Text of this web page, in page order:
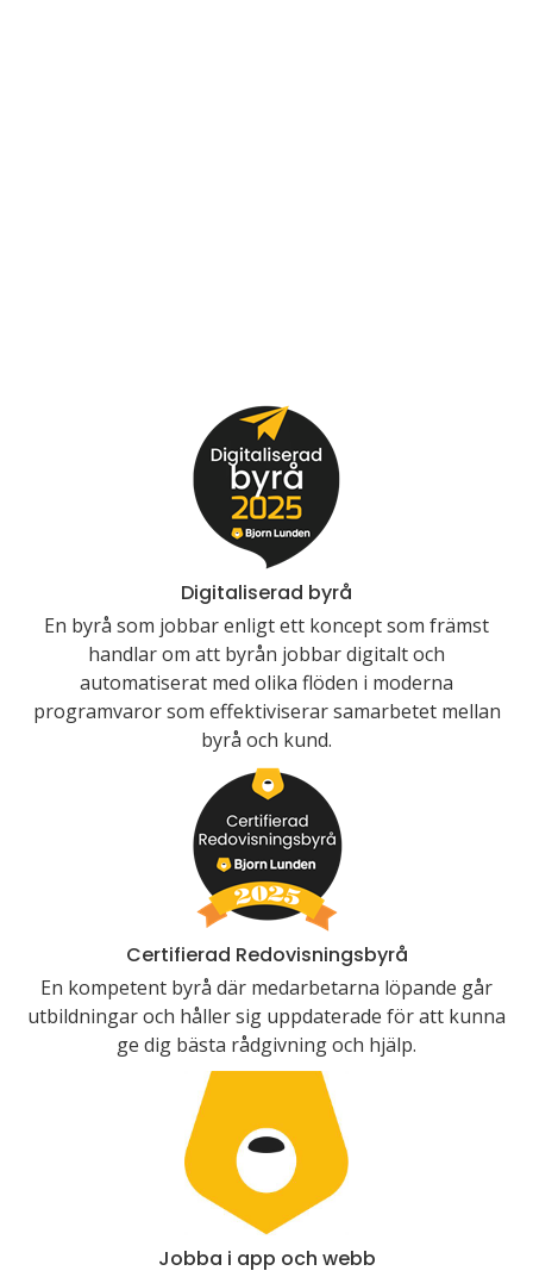
Digitaliserad byrå
En byrå som jobbar enligt ett koncept som främst
handlar om att byrån jobbar digitalt och
automatiserat med olika flöden i moderna
programvaror som effektiviserar samarbetet mellan
byrå och kund.
Certifierad Redovisningsbyrå
En kompetent byrå där medarbetarna löpande går
utbildningar och håller sig uppdaterade för att kunna
ge dig bästa rådgivning och hjälp.
Jobba i app och webb